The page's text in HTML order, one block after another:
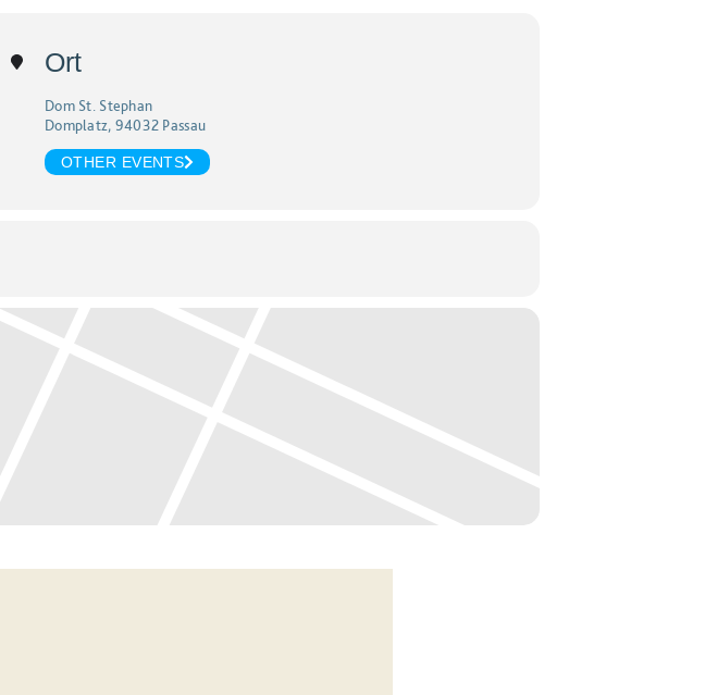
Ort
Dom St. Stephan
Domplatz, 94032 Passau
OTHER EVENTS